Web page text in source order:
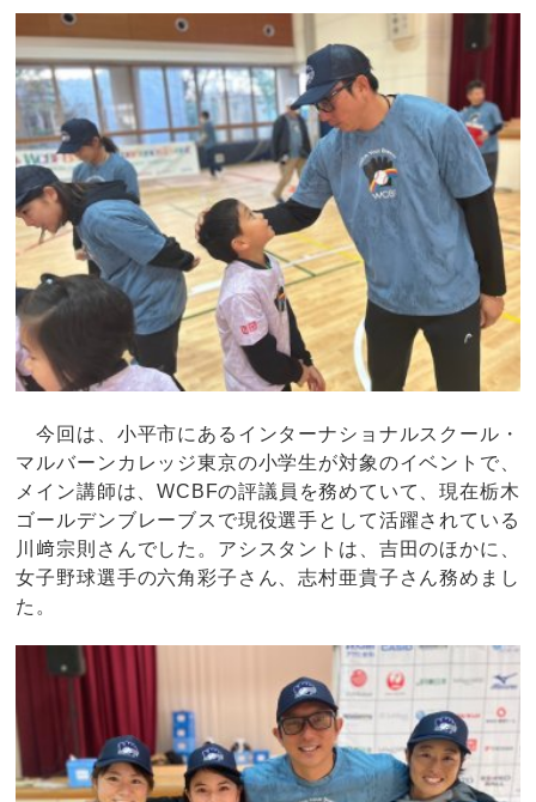
今回は、小平市にあるインターナショナルスクール・
マルバーンカレッジ東京の小学生が対象のイベントで、
メイン講師は、WCBFの評議員を務めていて、現在栃木
ゴールデンブレーブスで現役選手として活躍されている
川﨑宗則さんでした。アシスタントは、吉田のほかに、
女子野球選手の六角彩子さん、志村亜貴子さん務めまし
た。